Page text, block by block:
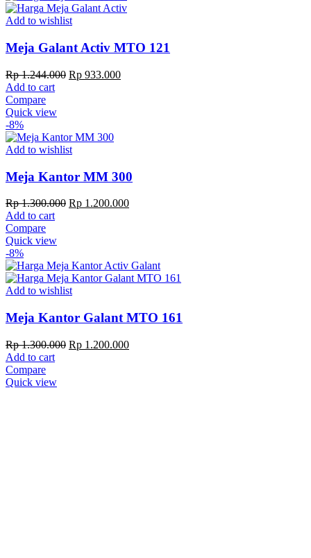
Add to wishlist
Meja Galant Activ MTO 121
Rp1.244.000 Original
Rp 933.000Current
Add to cart
Compare
Quick view
-8%
Add to wishlist
Meja Kantor MM 300
Rp1.300.000 Original
Rp 1.200.000Current
Add to cart
Compare
Quick view
-8%
Add to wishlist
Meja Kantor Galant MTO 161
Rp1.300.000 Original
Rp 1.200.000Current
Add to cart
Compare
Quick view